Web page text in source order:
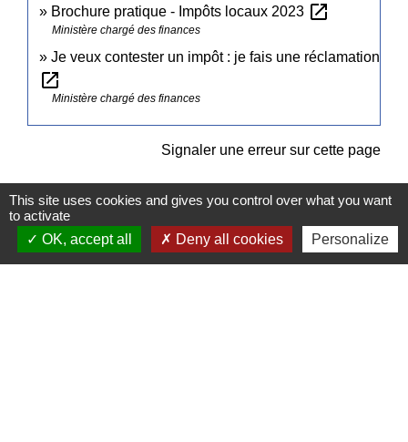
Brochure pratique - Impôts locaux 2023 open_in_new
Ministère chargé des finances
Je veux contester un impôt : je fais une réclamation
open_in_new
Ministère chargé des finances
Signaler une erreur sur cette page
This site uses cookies and gives you control over what you want
to activate
OK, accept all
Deny all cookies Personalize